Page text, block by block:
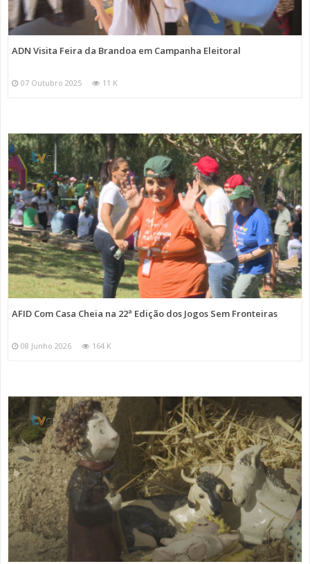
ADN Visita Feira da Brandoa em Campanha Eleitoral
07 Outubro 2025 11 K
AFID Com Casa Cheia na 22ª Edição dos Jogos Sem Fronteiras
08 Junho 2026 164 K